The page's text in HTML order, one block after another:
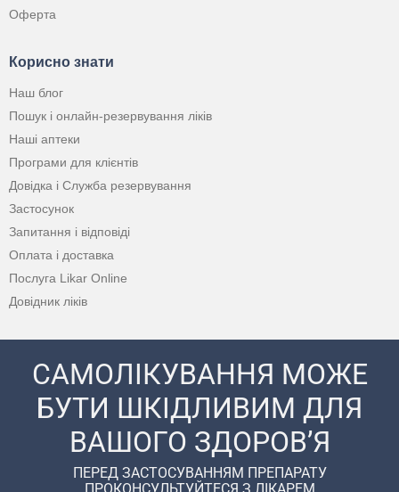
Оферта
Корисно знати
Наш блог
Пошук і онлайн-резервування ліків
Наші аптеки
Програми для клієнтів
Довідка і Служба резервування
Застосунок
Запитання і відповіді
Оплата і доставка
Послуга Likar Online
Довідник ліків
САМОЛІКУВАННЯ МОЖЕ
БУТИ ШКІДЛИВИМ ДЛЯ
ВАШОГО ЗДОРОВ’Я
ПЕРЕД ЗАСТОСУВАННЯМ ПРЕПАРАТУ